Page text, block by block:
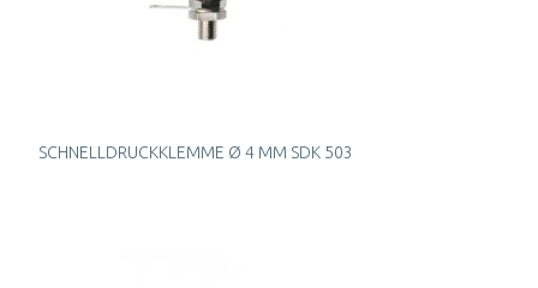
SCHNELLDRUCKKLEMME Ø 4 MM SDK 503